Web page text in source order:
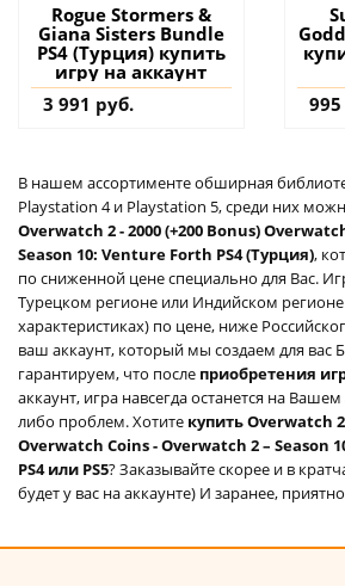
Rogue Stormers &
Giana Sisters Bundle
PS4 (Турция) купить
игру на аккаунт
3 991 руб.
В нашем ассортименте обширная
Playstation 4 и Playstation 5, среди них
Overwatch 2 - 2000 (+200 Bonus)
Season 10: Venture Forth PS4 (Турция),
по сниженной цене специально для Вас.
Турецком регионе или Индийском регионе
характеристиках) по цене, ниже
ваш аккаунт, который мы создаем для
гарантируем, что после приобретения
аккаунт, игра навсегда останется на
либо проблем. Хотите купить Overwatch 2
Overwatch Coins - Overwatch 2 – Season
PS4 или PS5? Заказывайте скорее и в
будет у вас на аккаунте) И заранее,